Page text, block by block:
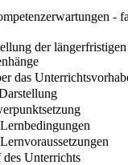
-
der längerfristigen
das
Unterrichts